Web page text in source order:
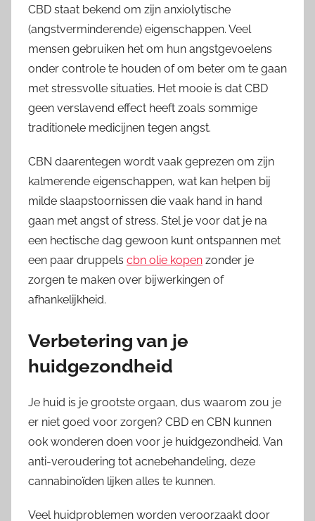
CBD staat bekend om zijn anxiolytische
(angstverminderende) eigenschappen. Veel
mensen gebruiken het om hun angstgevoelens
onder controle te houden of om beter om te gaan
met stressvolle situaties. Het mooie is dat CBD
geen verslavend effect heeft zoals sommige
traditionele medicijnen tegen angst.
CBN daarentegen wordt vaak geprezen om zijn
kalmerende eigenschappen, wat kan helpen bij
milde slaapstoornissen die vaak hand in hand
gaan met angst of stress. Stel je voor dat je na
een hectische dag gewoon kunt ontspannen met
een paar druppels cbn olie kopen zonder je
zorgen te maken over bijwerkingen of
afhankelijkheid.
Verbetering van je
huidgezondheid
Je huid is je grootste orgaan, dus waarom zou je
er niet goed voor zorgen? CBD en CBN kunnen
ook wonderen doen voor je huidgezondheid. Van
anti-veroudering tot acnebehandeling, deze
cannabinoïden lijken alles te kunnen.
Veel huidproblemen worden veroorzaakt door